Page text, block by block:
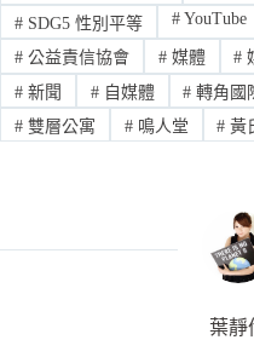
#SDG5 性別平等 #YouTube
#公益責信協會 #媒體 #
#新聞 #自媒體 # 轉角國
#雙層公寓 #鳴人堂 # 黃
葉靜